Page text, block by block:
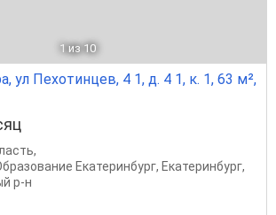
1 из 10
ул Пехотинцев, 4 1, д. 4 1, к. 1, 63 м²,
,
Екатеринбург, Екатеринбург,
р-н